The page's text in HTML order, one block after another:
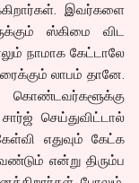
இவர்களை
ஸ்கிமை விட
நாமாக கேட்டாலே
லாபம் தானே.
கொண்டவர்களூக்கு
செய்துவிட்டால்
எதுவும் கேட்க
என்று திரும்ப